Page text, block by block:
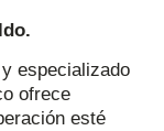
especializado
ofrece
esté